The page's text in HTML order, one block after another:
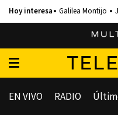
Galilea Montijo
EN VIVO RADIO